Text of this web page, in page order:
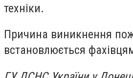
техніки.
Причина виникнення
встановлюється